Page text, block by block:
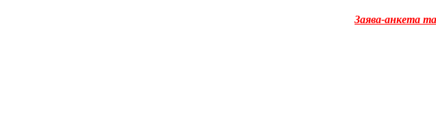
Заява-анкета